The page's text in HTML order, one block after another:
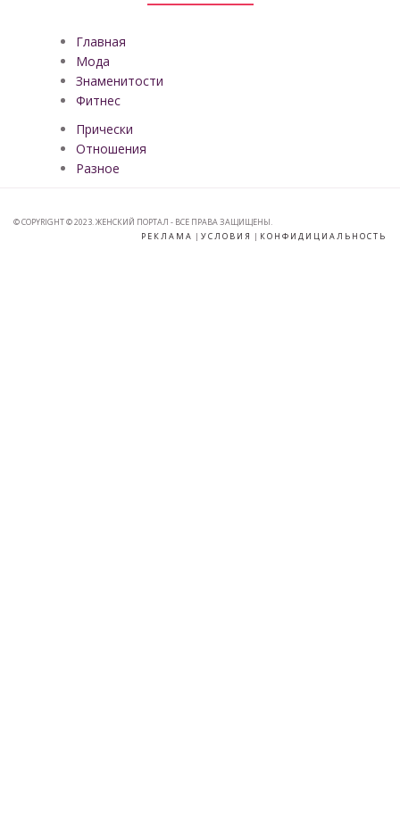
Главная
Мода
Знаменитости
Фитнес
Прически
Отношения
Разное
© COPYRIGHT © 2023. ЖЕНСКИЙ ПОРТАЛ - ВСЕ ПРАВА ЗАЩИЩЕНЫ.
РЕКЛАМА | УСЛОВИЯ | КОНФИДИЦИАЛЬНОСТЬ